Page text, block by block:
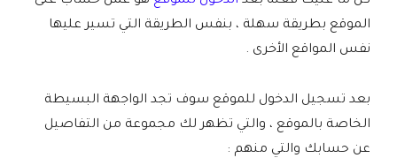
الموقع بطريقة سهلة ، بنفس الطريقة التي تسير عليها
نفس المواقع الأخرى .
بعد تسجيل الدخول للموقع سوف تجد الواجهة البسيطة
الخاصة بالموقع ، والتي تظهر لك مجموعة من التفاصيل
عن حسابك والتي منهم :